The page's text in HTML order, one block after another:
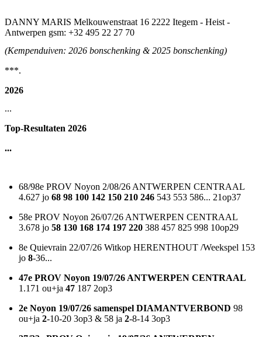
DANNY MARIS Melkouwenstraat 16 2222 Itegem - Heist -
Antwerpen gsm: +32 495 22 27 70
(Kempenduiven: 2026 bonschenking & 2025 bonschenking)
***.
2026
...
Top-Resultaten 2026
...
68/98e PROV Noyon 2/08/26 ANTWERPEN CENTRAAL
4.627 jo 68 98 100 142 150 210 246 543 553 586... 21op37
58e PROV Noyon 26/07/26 ANTWERPEN CENTRAAL
3.678 jo 58 130 168 174 197 220 388 457 825 998 10op29
8e Quievrain 22/07/26 Witkop HERENTHOUT /Weekspel 153
jo 8-36...
47e PROV Noyon 19/07/26 ANTWERPEN CENTRAAL
1.171 ou+ja 47 187 2op3
2e Noyon 19/07/26 samenspel DIAMANTVERBOND 98
ou+ja 2-10-20 3op3 & 58 ja 2-8-14 3op3